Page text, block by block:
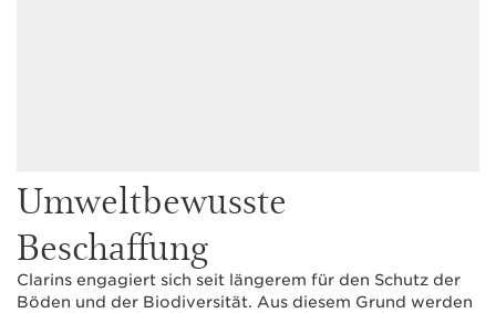
Umweltbewusste
Beschaffung
Clarins engagiert sich seit längerem für den Schutz der
Böden und der Biodiversität. Aus diesem Grund werden